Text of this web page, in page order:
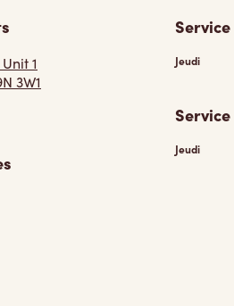
1
3W1
Jeudi
Jeudi